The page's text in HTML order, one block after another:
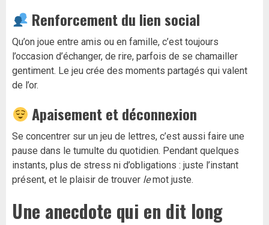
Renforcement du lien social
Qu’on joue entre amis ou en famille, c’est toujours
l’occasion d’échanger, de rire, parfois de se chamailler
gentiment. Le jeu crée des moments partagés qui valent
de l’or.
Apaisement et déconnexion
Se concentrer sur un jeu de lettres, c’est aussi faire une
pause dans le tumulte du quotidien. Pendant quelques
instants, plus de stress ni d’obligations : juste l’instant
présent, et le plaisir de trouver lemot juste.
Une anecdote qui en dit long